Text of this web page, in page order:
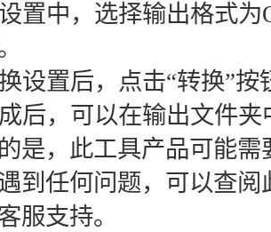
置中，选择输出格式
设置后，点击“转换”
后，可以在输出文件
是，此工具产品可能
到任何问题，可以查
服支持。